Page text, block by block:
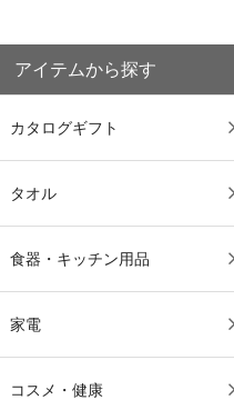
アイテムから探す
カタログギフト
タオル
食器・キッチン用品
家電
コスメ・健康